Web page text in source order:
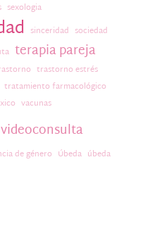
sexologia
sinceridad sociedad
terapia pareja
trastorno estrés
tratamiento farmacológico
vacunas
videoconsulta
de género Úbeda úbeda